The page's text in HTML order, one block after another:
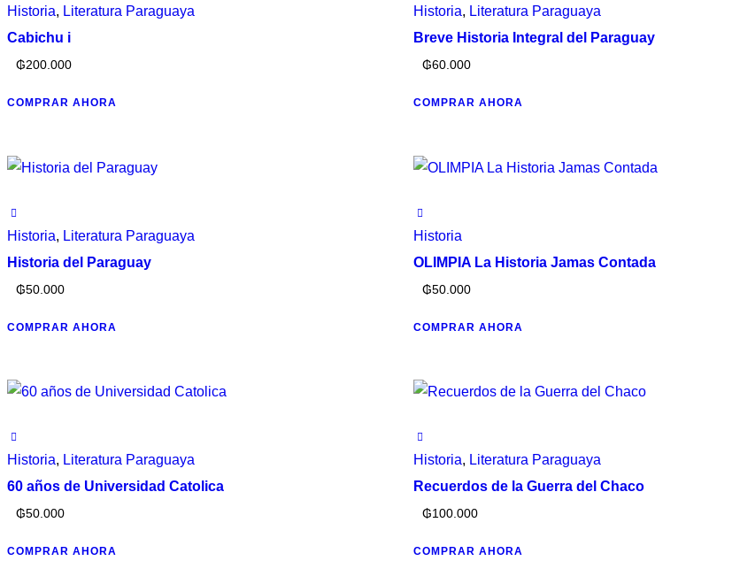
Historia, Literatura Paraguaya
Cabichu i
₲200.000
COMPRAR AHORA
Historia, Literatura Paraguaya
Breve Historia Integral del Paraguay
₲60.000
COMPRAR AHORA
Historia, Literatura Paraguaya
Historia del Paraguay
₲50.000
COMPRAR AHORA
Historia
OLIMPIA La Historia Jamas Contada
₲50.000
COMPRAR AHORA
Historia, Literatura Paraguaya
60 años de Universidad Catolica
₲50.000
COMPRAR AHORA
Historia, Literatura Paraguaya
Recuerdos de la Guerra del Chaco
₲100.000
COMPRAR AHORA